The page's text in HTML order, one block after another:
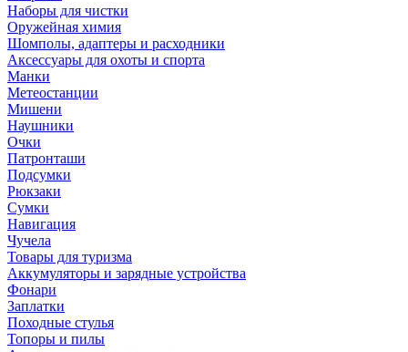
Наборы для чистки
Оружейная химия
Шомполы, адаптеры и расходники
Аксессуары для охоты и спорта
Манки
Метеостанции
Мишени
Наушники
Очки
Патронташи
Подсумки
Рюкзаки
Сумки
Навигация
Чучела
Товары для туризма
Аккумуляторы и зарядные устройства
Фонари
Заплатки
Походные стулья
Топоры и пилы